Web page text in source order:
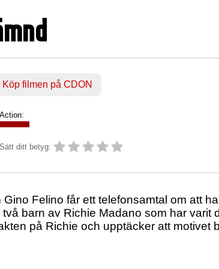
Köp filmen på CDON
Action:
Sätt ditt betyg:
Gino Felino får ett telefonsamtal om att
barn av Richie Madano som har varit
på Richie och upptäcker att